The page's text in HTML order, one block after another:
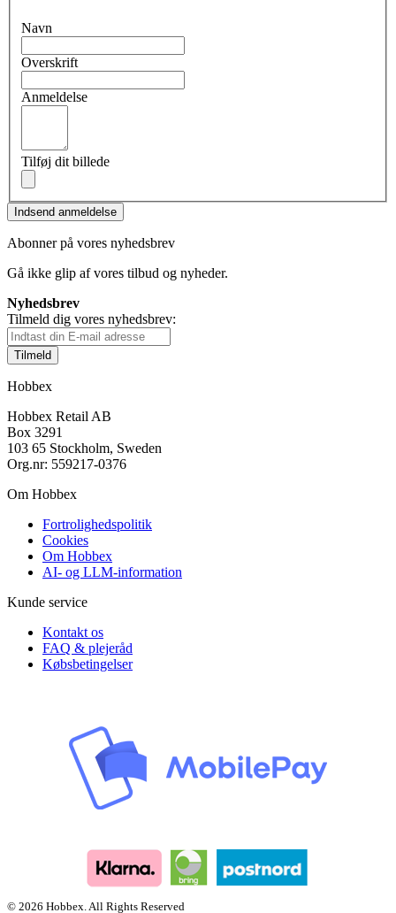
Navn
Overskrift
Anmeldelse
Tilføj dit billede
Indsend anmeldelse
Abonner på vores nyhedsbrev
Gå ikke glip af vores tilbud og nyheder.
Nyhedsbrev
Tilmeld dig vores nyhedsbrev:
Tilmeld
Hobbex
Hobbex Retail AB
Box 3291
103 65 Stockholm, Sweden
Org.nr: 559217-0376
Om Hobbex
Fortrolighedspolitik
Cookies
Om Hobbex
AI- og LLM-information
Kunde service
Kontakt os
FAQ & plejeråd
Købsbetingelser
© 2026 Hobbex. All Rights Reserved